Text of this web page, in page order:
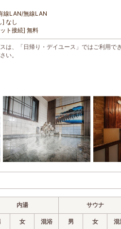
線LAN/無線LAN
] なし
ト接続] 無料
は、「日帰り・デイユース」ではご利用で
い。
内湯 サウナ
女 混浴 男 女 混